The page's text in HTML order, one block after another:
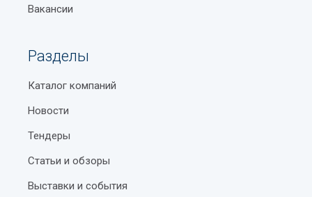
Вакансии
Разделы
Каталог компаний
Новости
Тендеры
Статьи и обзоры
Выставки и события